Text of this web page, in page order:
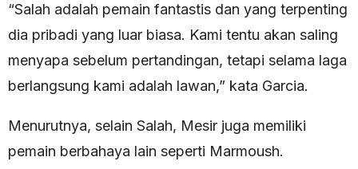
“Salah adalah pemain fantastis dan yang terpenting
dia pribadi yang luar biasa. Kami tentu akan saling
menyapa sebelum pertandingan, tetapi selama laga
berlangsung kami adalah lawan,” kata Garcia.
Menurutnya, selain Salah, Mesir juga memiliki
pemain berbahaya lain seperti Marmoush.